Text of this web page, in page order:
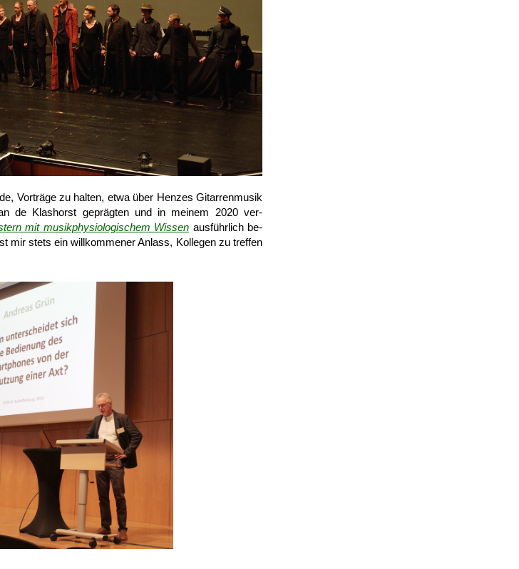
Vor­träge zu halten, etwa über Henzes Gitarren­musik
de Klashorst geprägten und in meinem 2020 ver­
mit musik­physio­logischem Wissen aus­führlich be­
mir stets ein will­kommener Anlass, Kollegen zu treffen